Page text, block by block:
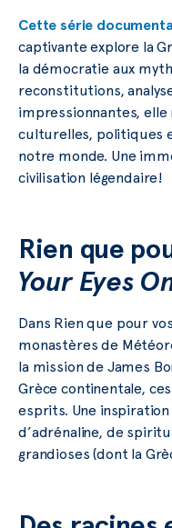
Cette série
captivante explore la
la démocratie aux
reconstitutions,
impressionnantes, elle
culturelles, politiques
notre monde. Une
civilisation légendaire!
Rien que
Your Eyes
Dans Rien que pour
monastères de
la mission de James
Grèce continentale,
esprits. Une
d’adrénaline, de
grandioses (dont la